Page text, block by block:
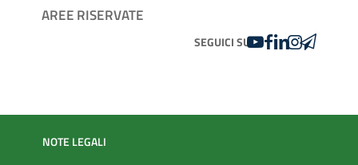
AREE RISERVATE
SEGUICI SUYOUTUBE
FACEBOOK
LINKEDIN
INSTAGRAM
NOTE LEGALI